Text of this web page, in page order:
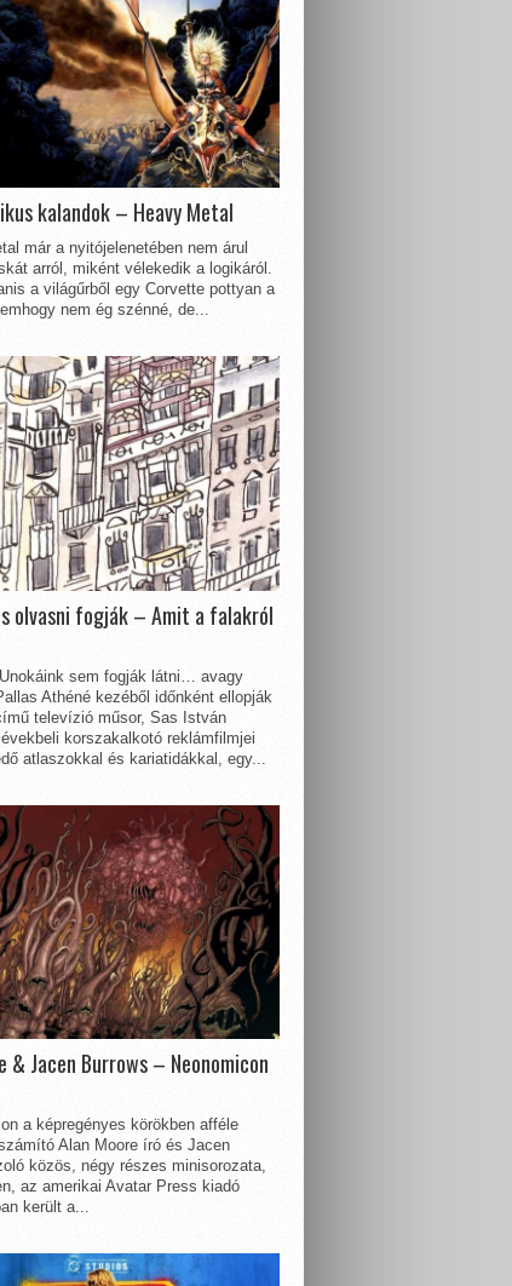
kalandok – Heavy Metal
már a nyitójelenetében nem árul
arról, miként vélekedik a logikáról.
a világűrből egy Corvette pottyan a
nem ég szénné, de...
olvasni fogják – Amit a falakról
sem fogják látni… avagy
Athéné kezéből időnként ellopják
televízió műsor, Sas István
korszakalkotó reklámfilmjei
atlaszokkal és kariatidákkal, egy...
& Jacen Burrows – Neonomicon
a képregényes körökben afféle
Alan Moore író és Jacen
közös, négy részes minisorozata,
az amerikai Avatar Press kiadó
került a...